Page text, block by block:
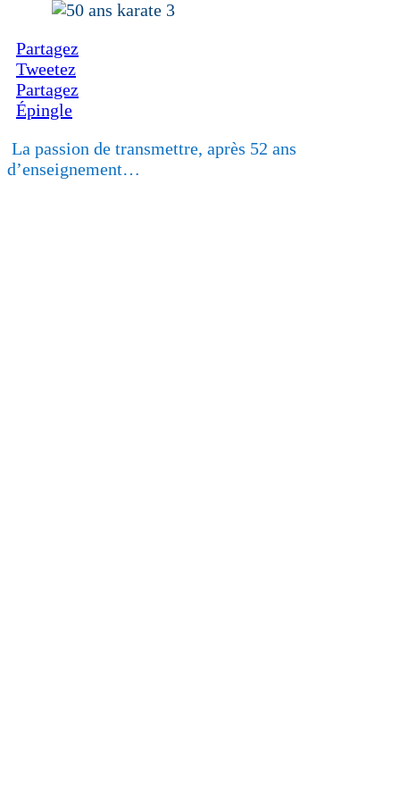
Partagez
Tweetez
Partagez
Épingle
La passion de transmettre, après 52 ans
d’enseignement…